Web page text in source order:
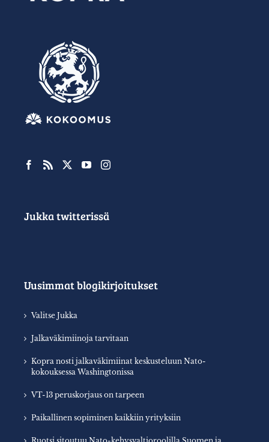
Jukka twitterissä
Uusimmat blogikirjoitukset
Valitse Jukka
Jalkaväkimiinoja tarvitaan
Kopra nosti jalkaväkimiinat keskusteluun Nato-
kokouksessa Washingtonissa
VT-13 peruskorjaus on tarpeen
Paikallinen sopiminen kaikkiin yrityksiin